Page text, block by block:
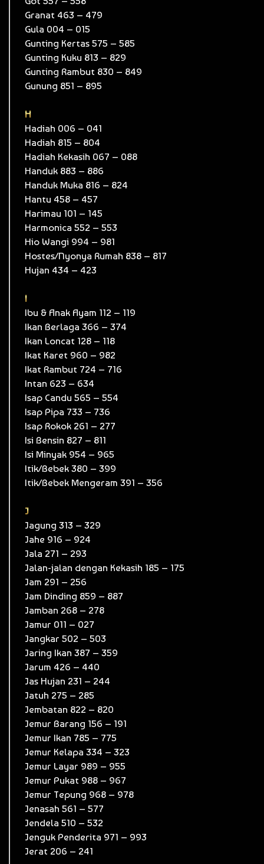
Granat 463 – 479
Gula 004 – 015
Gunting Kertas 575 – 585
Gunting Kuku 813 – 829
Gunting Rambut 830 – 849
Gunung 851 – 895
H
Hadiah 006 – 041
Hadiah 815 – 804
Hadiah Kekasih 067 – 088
Handuk 883 – 886
Handuk Muka 816 – 824
Hantu 458 – 457
Harimau 101 – 145
Harmonica 552 – 553
Hio Wangi 994 – 981
Hostes/Nyonya Rumah 838 – 817
Hujan 434 – 423
I
Ibu & Anak Ayam 112 – 119
Ikan Berlaga 366 – 374
Ikan Loncat 128 – 118
Ikat Karet 960 – 982
Ikat Rambut 724 – 716
Intan 623 – 634
Isap Candu 565 – 554
Isap Pipa 733 – 736
Isap Rokok 261 – 277
Isi Bensin 827 – 811
Isi Minyak 954 – 965
Itik/Bebek 380 – 399
Itik/Bebek Mengeram 391 – 356
J
Jagung 313 – 329
Jahe 916 – 924
Jala 271 – 293
Jalan-jalan dengan Kekasih 185 – 175
Jam 291 – 256
Jam Dinding 859 – 887
Jamban 268 – 278
Jamur 011 – 027
Jangkar 502 – 503
Jaring Ikan 387 – 359
Jarum 426 – 440
Jas Hujan 231 – 244
Jatuh 275 – 285
Jembatan 822 – 820
Jemur Barang 156 – 191
Jemur Ikan 785 – 775
Jemur Kelapa 334 – 323
Jemur Layar 989 – 955
Jemur Pukat 988 – 967
Jemur Tepung 968 – 978
Jenasah 561 – 577
Jendela 510 – 532
Jenguk Penderita 971 – 993
Jerat 206 – 241